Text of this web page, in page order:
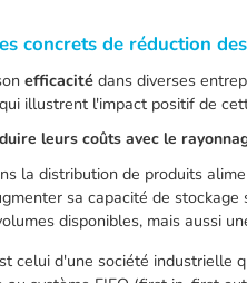
concrets de réduction
efficacité dans diverses
illustrent l'impact positif de
leurs coûts avec le
la distribution de produits
sa capacité de
disponibles, mais aussi
celui d'une société industrielle